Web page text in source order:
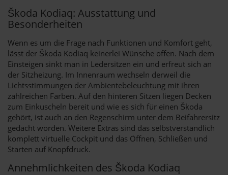
Škoda Kodiaq: Ausstattung und
Besonderheiten
Wenn es um die Frage nach Funktionen und Komfort geht,
lässt der Škoda Kodiaq keinerlei Wünsche offen. Nach dem
Einsteigen sinkt man in Ledersitzen ein und erfreut sich an
der Sitzheizung. Im Innenraum wechseln derweil die
Lichtsstimmungen der Ambientebeleuchtung mit ihren
zahlreichen Farben. Auf den hinteren Sitzen liegen Decken
zum Einkuscheln bereit und wie es sich für einen Škoda
gehört, ist auch an den Regenschirm unter dem Beifahrersitz
gedacht worden. Weitere Extras sind das selbstverständlich
komplett virtuelle Cockpit und das Öffnen, Schließen und
Starten auf Knopfdruck.
Annehmlichkeiten des Škoda Kodiaq